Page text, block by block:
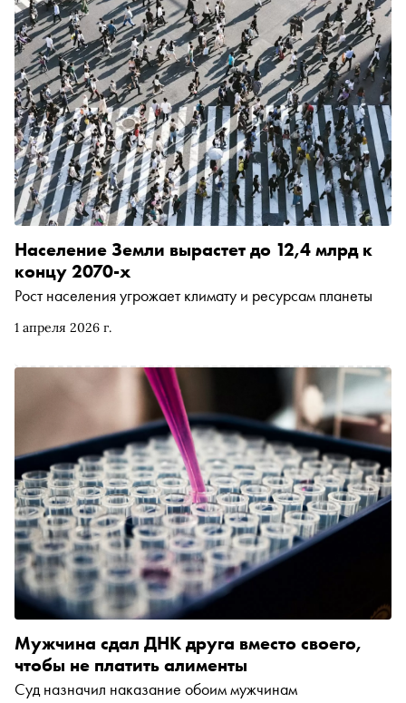
1 апреля 2026 г.
Население Земли вырастет до 12,4 млрд к
концу 2070-х
Рост населения угрожает климату и ресурсам планеты
Мужчина сдал ДНК друга вместо своего,
чтобы не платить алименты
Суд назначил наказание обоим мужчинам